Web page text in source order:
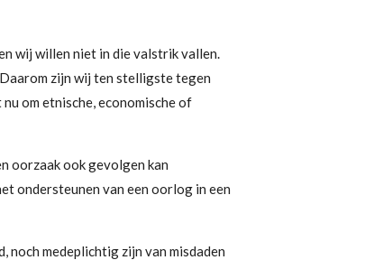
wij willen niet in die valstrik vallen.
zijn wij ten stelligste tegen
om etnische, economische of
oorzaak ook gevolgen kan
ondersteunen van een oorlog in een
medeplichtig zijn van misdaden